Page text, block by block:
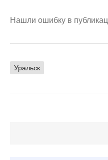
Нашли ошибку в
Уральск